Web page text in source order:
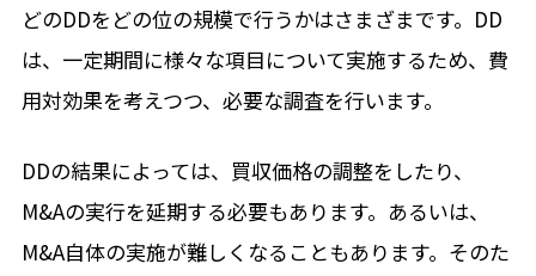
どのDDをどの位の規模で行うかはさまざまです。DD
は、一定期間に様々な項目について実施するため、費
用対効果を考えつつ、必要な調査を行います。
DDの結果によっては、買収価格の調整をしたり、
M&Aの実行を延期する必要もあります。あるいは、
M&A自体の実施が難しくなることもあります。そのた